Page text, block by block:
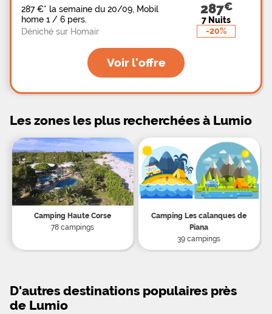
287 €* la semaine du 20/09, Mobil
home 1 / 6 pers.
Déniché sur Homair
287
7 Nuits
-20%
Voir l'offre
Les zones les plus recherchées à Lumio
Camping Haute Corse
78 campings
Camping Les calanques de
Piana
39 campings
D'autres destinations populaires près
de Lumio